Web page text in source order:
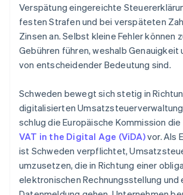
Verspätung eingereichte
festen Strafen und bei verspäteten
Zinsen an. Selbst kleine Fehler können
Gebühren führen, weshalb Genauigkeit
von entscheidender Bedeutung sind.
Schweden bewegt sich stetig in
digitalisierten
schlug die Europäische Kommission
VAT in the Digital Age (ViDA)vor. Als
ist Schweden verpflichtet,
umzusetzen, die in Richtung einer
elektronischen Rechnungsstellung